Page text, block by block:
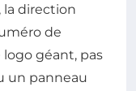
la direction
de
logo géant, pas
un panneau